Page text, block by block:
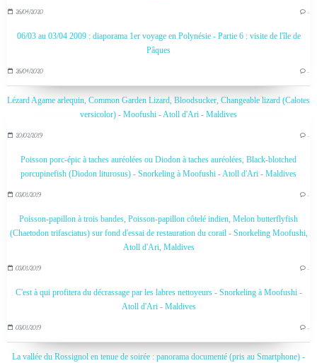
26/04/2020 …
06/03 au 03/04 2009 : diaporama 1er voyage en Polynésie - Partie 6 : visite de l'île de
Pâques
26/04/2020 …
Lézard Agame arlequin, Common Garden Lizard, Bloodsucker, Changeable lizard (Calotes
versicolor) - Moofushi - Atoll d'Ari - Maldives
20/02/2019 …
Poisson porc-épic à taches auréolées ou Diodon à taches auréolées, Black-blotched
porcupinefish (Diodon liturosus) - Snorkeling à Moofushi - Atoll d'Ari - Maldives
03/01/2019 …
Poisson-papillon à trois bandes, Poisson-papillon côtelé indien, Melon butterflyfish
(Chaetodon trifasciatus) sur fond d'essai de restauration du corail - Snorkeling Moofushi,
Atoll d'Ari, Maldives
03/01/2019 …
C'est à qui profitera du décrassage par les labres nettoyeurs - Snorkeling à Moofushi -
Atoll d'Ari - Maldives
03/01/2019 …
La vallée du Rossignol en tenue de soirée : panorama documenté (pris au Smartphone) -